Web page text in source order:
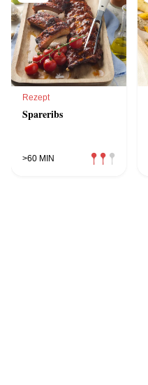
Rezept
Spareribs
>60 MIN